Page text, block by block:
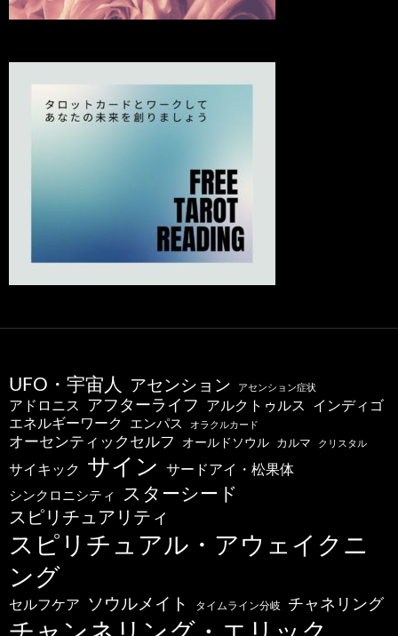
UFO・宇宙人 アセンション アセンション症状
アドロニス アフターライフ アルクトゥルス インディゴ
エネルギーワーク エンパス オラクルカード
オーセンティックセルフ オールドソウル カルマ クリスタル
サイキック サイン サードアイ・松果体
シンクロニシティ スターシード
スピリチュアリティ
スピリチュアル・アウェイクニ
ング
セルフケア ソウルメイト タイムライン分岐 チャネリング